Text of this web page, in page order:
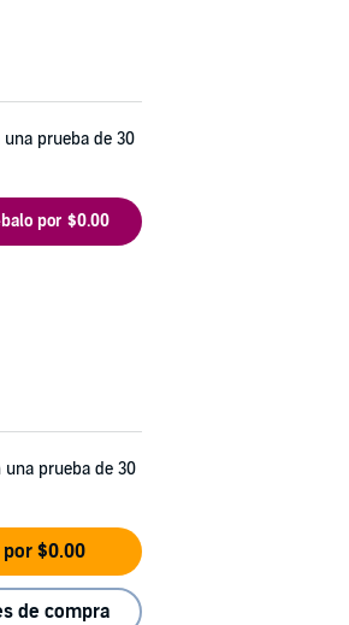
una prueba de 30
por $0.00
una prueba de 30
$0.00
de compra